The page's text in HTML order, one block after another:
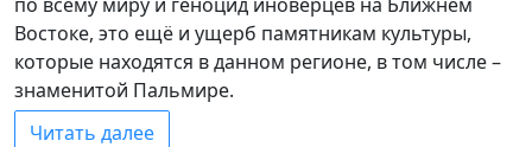
Востоке, это ещё и ущерб памятникам культуры,
которые находятся в данном регионе, в том числе –
знаменитой Пальмире.
Читать далее